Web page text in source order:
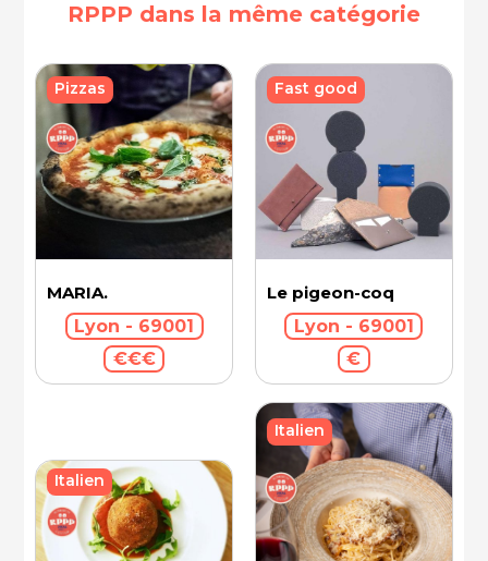
RPPP dans la même catégorie
MARIA.
Lyon - 69001
€€€
Pizzas
Le pigeon-coq
Lyon - 69001
€
Fast good
Italien
Italien